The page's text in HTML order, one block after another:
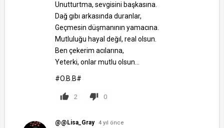
Unutturtma, sevgisini başkasına.
Dağ gıbı arkasında duranlar,
Geçmesin düşmanının yamacına.
Mutluluğu hayal değıl, real olsun.
Ben çekerim acılarına,
Yeterki, onlar mutlu olsun...
#O.B.B#
2 0
@@Lisa_Gray 4 yıl önce